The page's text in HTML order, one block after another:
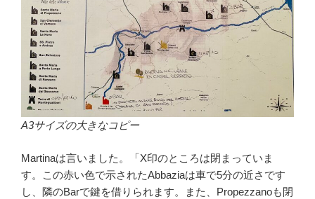
A3サイズの大きなコピー
Martinaは言いました。「X印のところは閉まっていま
す。この赤い色で示されたAbbaziaは車で5分の近さです
し、隣のBarで鍵を借りられます。また、Propezzanoも閉